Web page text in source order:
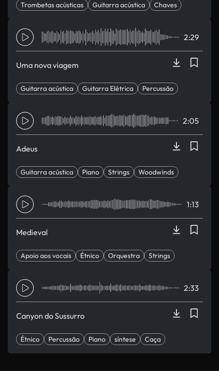
Trombetas acústicas Guitarra acústica
Chaves
Uma nova viagem
2:29
Guitarra acústica Guitarra Elétrica
Percussão
Adeus
2:05
Guitarra acústica Piano Strings
Woodwinds
Medieval
1:13
Apoio aos vocais Étnico Orquestra
Strings
Canyon do Sussurro
2:33
Étnico Percussão Piano síntese Caça